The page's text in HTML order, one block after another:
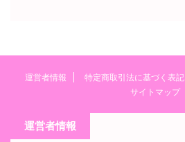
運営者情報 特定商取引法に基づく表記
サイトマップ
運営者情報